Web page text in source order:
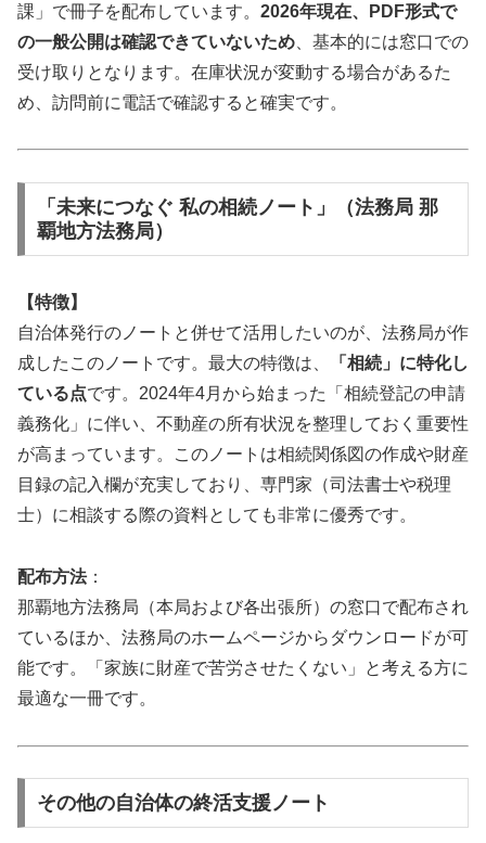
課」で冊子を配布しています。 2026年現在、PDF形式で
の一般公開は確認できていないため 、基本的には窓口での
受け取りとなります。在庫状況が変動する場合があるた
め、訪問前に電話で確認すると確実です。
「未来につなぐ 私の相続ノート」（法務局 那
覇地方法務局）
【特徴】
自治体発行のノートと併せて活用したいのが、法務局が作
成したこのノートです。最大の特徴は、
「相続」に特化し
ている点です。2024年4月から始まった「相続登記の申請
義務化」に伴い、不動産の所有状況を整理しておく重要性
が高まっています。このノートは相続関係図の作成や財産
目録の記入欄が充実しており、専門家（司法書士や税理
士）に相談する際の資料としても非常に優秀です。
配布方法：
那覇地方法務局（本局および各出張所）の窓口で配布され
ているほか、法務局のホームページからダウンロードが可
能です。「家族に財産で苦労させたくない」と考える方に
最適な一冊です。
その他の自治体の終活支援ノート